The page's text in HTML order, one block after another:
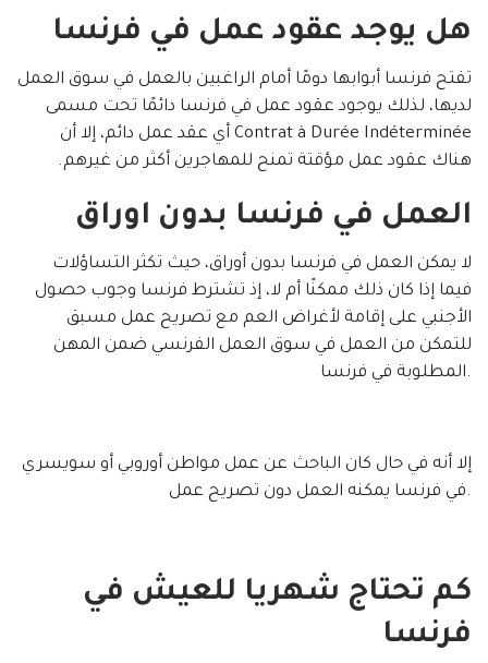
هل يوجد عقود عمل في فرنسا
تفتح فرنسا أبوابها دومًا أمام الراغبين بالعمل في سوق العمل
لديها، لذلك يوجود عقود عمل في فرنسا دائمًا تحت مسمى
Contrat à Durée Indéterminée أي عقد عمل دائم، إلا أن
هناك عقود عمل مؤقتة تمنح للمهاجرين أكثر من غيرهم.
العمل في فرنسا بدون اوراق
لا يمكن العمل في فرنسا بدون أوراق، حيث تكثر التساؤلات
فيما إذا كان ذلك ممكنًا أم لا، إذ تشترط فرنسا وجوب حصول
الأجنبي على إقامة لأغراض العم مع تصريح عمل مسبق
للتمكن من العمل في سوق العمل الفرنسي ضمن المهن
المطلوبة في فرنسا.
إلا أنه في حال كان الباحث عن عمل مواطن أوروبي أو سويسري
في فرنسا يمكنه العمل دون تصريح عمل.
كم تحتاج شهريا للعيش في
فرنسا